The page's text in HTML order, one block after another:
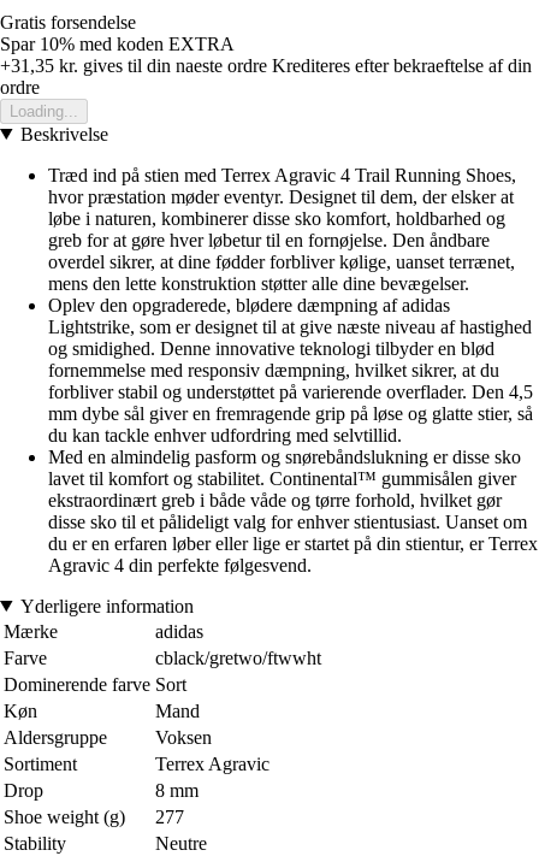
Gratis forsendelse
Spar 10% med koden EXTRA
+31,35 kr. gives til din naeste ordre Krediteres efter bekraeftelse af din
ordre
Loading...
Beskrivelse
Træd ind på stien med Terrex Agravic 4 Trail Running Shoes,
hvor præstation møder eventyr. Designet til dem, der elsker at
løbe i naturen, kombinerer disse sko komfort, holdbarhed og
greb for at gøre hver løbetur til en fornøjelse. Den åndbare
overdel sikrer, at dine fødder forbliver kølige, uanset terrænet,
mens den lette konstruktion støtter alle dine bevægelser.
Oplev den opgraderede, blødere dæmpning af adidas
Lightstrike, som er designet til at give næste niveau af hastighed
og smidighed. Denne innovative teknologi tilbyder en blød
fornemmelse med responsiv dæmpning, hvilket sikrer, at du
forbliver stabil og understøttet på varierende overflader. Den 4,5
mm dybe sål giver en fremragende grip på løse og glatte stier, så
du kan tackle enhver udfordring med selvtillid.
Med en almindelig pasform og snørebåndslukning er disse sko
lavet til komfort og stabilitet. Continental™ gummisålen giver
ekstraordinært greb i både våde og tørre forhold, hvilket gør
disse sko til et pålideligt valg for enhver stientusiast. Uanset om
du er en erfaren løber eller lige er startet på din stientur, er Terrex
Agravic 4 din perfekte følgesvend.
Yderligere information
Mærke
adidas
Farve
cblack/gretwo/ftwwht
Dominerende farve Sort
Køn
Mand
Aldersgruppe
Voksen
Sortiment
Terrex Agravic
Drop
8 mm
Shoe weight (g)
277
Stability
Neutre